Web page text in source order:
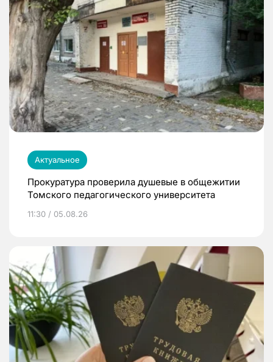
Актуальное
Прокуратура проверила душевые в общежитии
Томского педагогического университета
11:30 / 05.08.26